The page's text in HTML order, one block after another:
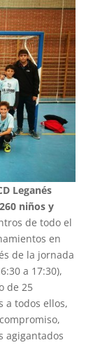
Leganés
260 niños y
de todo el
en
de la jornada
a 17:30),
de 25
a todos ellos,
agigantados